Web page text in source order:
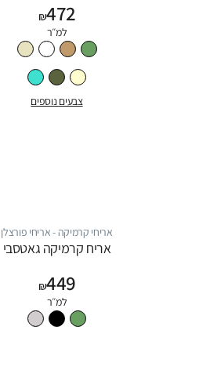
₪472
למ״ר
צבעים נוספים
אריחי קרמיקה - אריחי פורצלן
אריח קרמיקה גאטסבי
₪449
למ״ר